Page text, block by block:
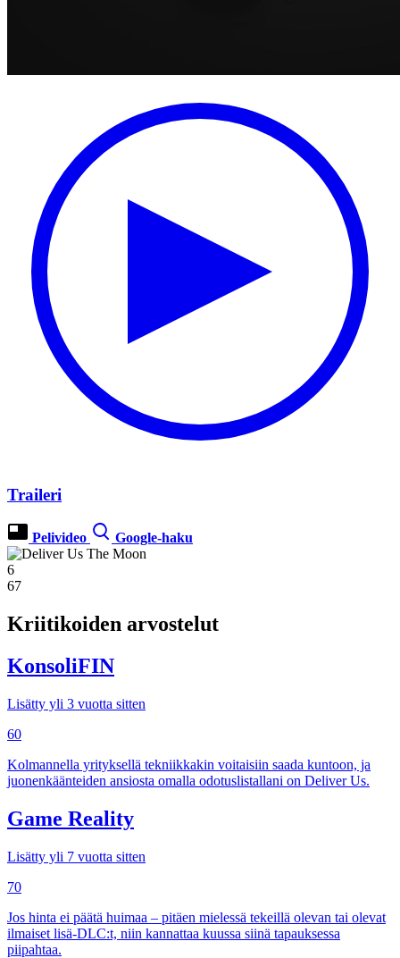
Traileri
Pelivideo Google-haku
6
67
Kriitikoiden arvostelut
KonsoliFIN
Lisätty yli 3 vuotta sitten
60
Kolmannella yrityksellä tekniikkakin voitaisiin saada kuntoon, ja
juonenkäänteiden ansiosta omalla odotuslistallani on Deliver Us.
Game Reality
Lisätty yli 7 vuotta sitten
70
Jos hinta ei päätä huimaa – pitäen mielessä tekeillä olevan tai olevat
ilmaiset lisä-DLC:t, niin kannattaa kuussa siinä tapauksessa
piipahtaa.